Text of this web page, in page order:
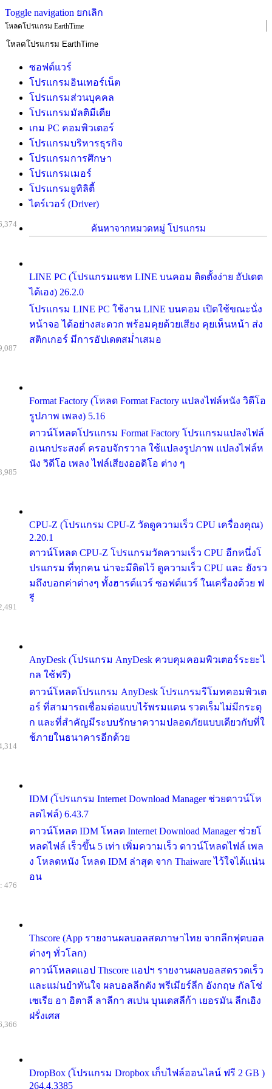
Toggle navigation ยกเลิก
โหลดโปรแกรม EarthTime
ซอฟต์แวร์
โปรแกรมอินเทอร์เน็ต
โปรแกรมส่วนบุคคล
โปรแกรมมัลติมีเดีย
เกม PC คอมพิวเตอร์
โปรแกรมบริหารธุรกิจ
โปรแกรมการศึกษา
โปรแกรมเมอร์
โปรแกรมยูทิลิตี้
ไดร์เวอร์ (Driver)
ค้นหาจากหมวดหมู่ โปรแกรม
LINE PC (โปรแกรมแชท LINE บนคอม ติดตั้งง่าย อัปเดต
ได้เอง) 26.2.0
โปรแกรม LINE PC ใช้งาน LINE บนคอม เปิดใช้ขณะนั่ง
หน้าจอ ได้อย่างสะดวก พร้อมคุยด้วยเสียง คุยเห็นหน้า ส่ง
สติกเกอร์ มีการอัปเดตสม่ำเสมอ
Format Factory (โหลด Format Factory แปลงไฟล์หนัง วิดีโอ
รูปภาพ เพลง) 5.16
ดาวน์โหลดโปรแกรม Format Factory โปรแกรมแปลงไฟล์
อเนกประสงค์ ครอบจักรวาล ใช้แปลงรูปภาพ แปลงไฟล์ห
นัง วิดีโอ เพลง ไฟล์เสียงออดิโอ ต่าง ๆ
CPU-Z (โปรแกรม CPU-Z วัดดูความเร็ว CPU เครื่องคุณ)
2.20.1
ดาวน์โหลด CPU-Z โปรแกรมวัดความเร็ว CPU อีกหนึ่งโ
ปรแกรม ที่ทุกคน น่าจะมีติดไว้ ดูความเร็ว CPU และ ยังรว
มถึงบอกค่าต่างๆ ทั้งฮารด์แวร์ ซอฟต์แวร์ ในเครื่องด้วย ฟ
รี
AnyDesk (โปรแกรม AnyDesk ควบคุมคอมพิวเตอร์ระยะไ
กล ใช้ฟรี)
ดาวน์โหลดโปรแกรม AnyDesk โปรแกรมรีโมทคอมพิวเต
อร์ ที่สามารถเชื่อมต่อแบบไร้พรมแดน รวดเร็มไม่มีกระตุ
ก และที่สำคัญมีระบบรักษาความปลอดภัยแบบเดียวกับที่ใ
ช้ภายในธนาคารอีกด้วย
IDM (โปรแกรม Internet Download Manager ช่วยดาวน์โห
ลดไฟล์) 6.43.7
ดาวน์โหลด IDM โหลด Internet Download Manager ช่วยโ
หลดไฟล์ เร็วขึ้น 5 เท่า เพิ่มความเร็ว ดาวน์โหลดไฟล์ เพล
ง โหลดหนัง โหลด IDM ล่าสุด จาก Thaiware ไว้ใจได้แน่น
อน
Thscore (App รายงานผลบอลสดภาษาไทย จากลีกฟุตบอล
ต่างๆ ทั่วโลก)
ดาวน์โหลดแอป Thscore แอปฯ รายงานผลบอลสดรวดเร็ว
และแม่นยำทันใจ ผลบอลลีกดัง พรีเมียร์ลีก อังกฤษ กัลโช่
เซเรีย อา อิตาลี ลาลีกา สเปน บุนเดสลีก้า เยอรมัน ลีกเอิง
ฝรั่งเศส
476
DropBox (โปรแกรม Dropbox เก็บไฟล์ออนไลน์ ฟรี 2 GB )
264.4.3385